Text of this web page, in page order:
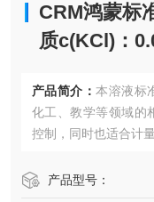
CRM鸿蒙标
质c(KCl)：
产品简介： 本溶液标
化工、教学等领域的
控制，同时也适合计
产品型号：